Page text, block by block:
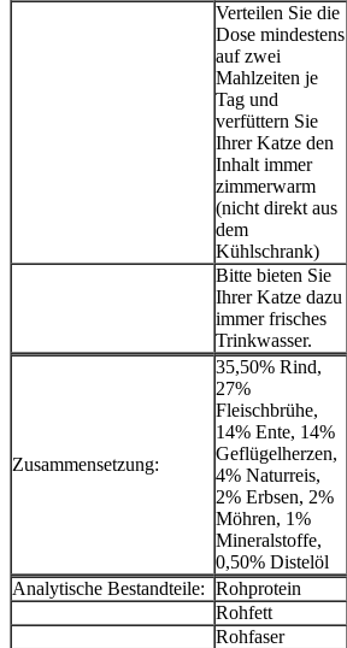
Verteilen Sie die
Dose mindestens
auf zwei
Mahlzeiten je
Tag und
verfüttern Sie
Ihrer Katze den
Inhalt immer
zimmerwarm
(nicht direkt aus
dem
Kühlschrank)
Bitte bieten Sie
Ihrer Katze dazu
immer frisches
Trinkwasser.
Zusammensetzung:
35,50% Rind,
27%
Fleischbrühe,
14% Ente, 14%
Geflügelherzen,
4% Naturreis,
2% Erbsen, 2%
Möhren, 1%
Mineralstoffe,
0,50% Distelöl
Analytische Bestandteile: Rohprotein
Rohfett
Rohfaser